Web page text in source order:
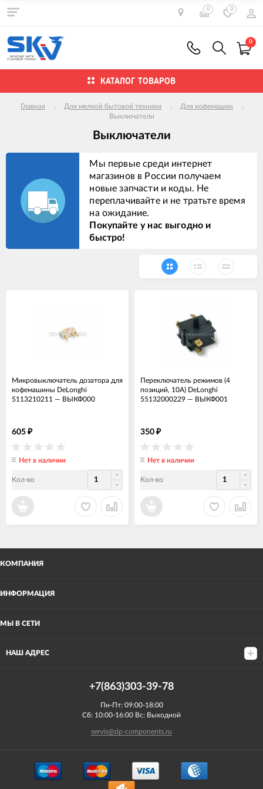
0 0
0
КАТАЛОГ ТОВАРОВ
Главная Для мелкой бытовой техники
Для кофемашин
Выключатели
Выключатели
Мы первые среди интернет
магазинов в России получаем
новые запчасти и коды. Не
переплачивайте и не тратьте время
на ожидание.
Покупайте у нас выгодно и
быстро!
Микровыключатель дозатора для
кофемашины DeLonghi
5113210211 — ВЫКФ000
605 ₽
Нет в наличии
Кол-во
Переключатель режимов (4
позиций, 10А) DeLonghi
55132000229 — ВЫКФ001
350 ₽
Нет в наличии
Кол-во
КОМПАНИЯ
ИНФОРМАЦИЯ
МЫ В СЕТИ
НАШ АДРЕС
+7(863)303-39-78
Пн-Пт: 09:00-18:00
Сб: 10:00-16:00 Вс: Выходной
servis@zip-components.ru